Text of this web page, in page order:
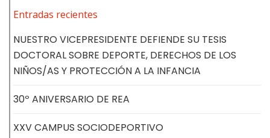
Entradas recientes
NUESTRO VICEPRESIDENTE DEFIENDE SU TESIS
DOCTORAL SOBRE DEPORTE, DERECHOS DE LOS
NIÑOS/AS Y PROTECCIÓN A LA INFANCIA
30º ANIVERSARIO DE REA
XXV CAMPUS SOCIODEPORTIVO